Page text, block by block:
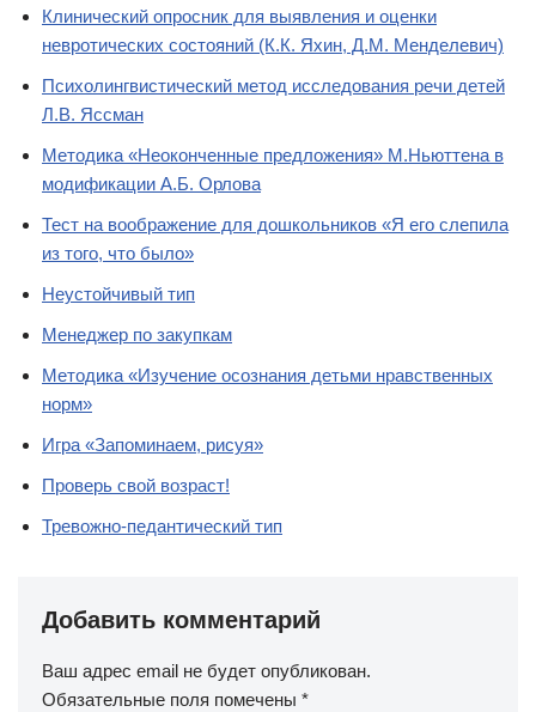
Клинический опросник для выявления и оценки
невротических состояний (К.К. Яхин, Д.М. Менделевич)
Психолингвистический метод исследования речи детей
Л.В. Яссман
Методика «Неоконченные предложения» М.Ньюттена в
модификации А.Б. Орлова
Тест на воображение для дошкольников «Я его слепила
из того, что было»
Неустойчивый тип
Менеджер по закупкам
Методика «Изучение осознания детьми нравственных
норм»
Игра «Запоминаем, рисуя»
Проверь свой возраст!
Тревожно-педантический тип
Добавить комментарий
Ваш адрес email не будет опубликован.
Обязательные поля помечены *